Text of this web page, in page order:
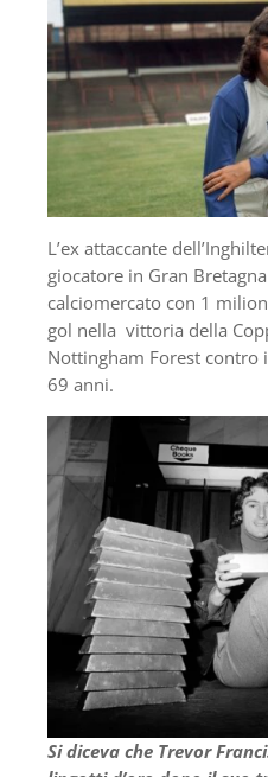
L’ex attaccante
giocatore in Gran
calciomercato con 1
gol nella vittoria della
Nottingham Forest contro
69 anni.
Si diceva che Trevor